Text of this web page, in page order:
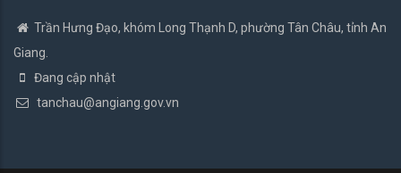
Trần Hưng Đạo, khóm Long Thạnh D, phường Tân Châu, tỉnh An
Giang.
Đang cập nhật
tanchau@angiang.gov.vn